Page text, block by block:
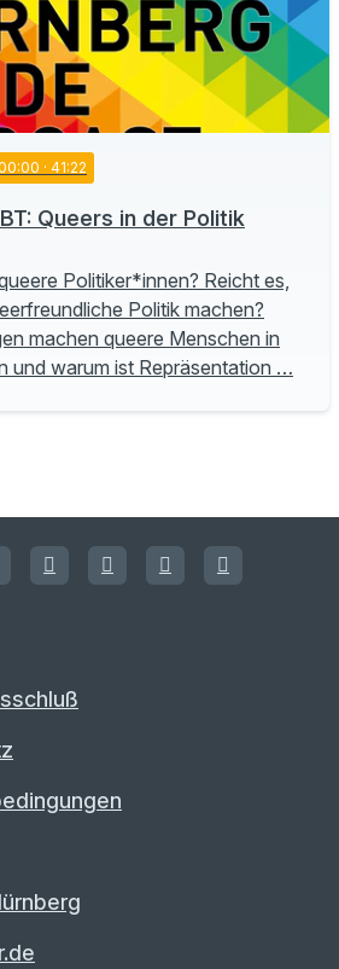
· 41:22
Queers in der Politik
Politiker*innen? Reicht es,
Politik machen?
machen queere Menschen in
und warum ist Repräsentation …